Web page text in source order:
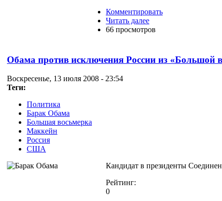
Комментировать
Читать далее
66 просмотров
Обама против исключения России из «Большой
Воскресенье, 13 июля 2008 - 23:54
Теги:
Политика
Барак Обама
Большая восьмерка
Маккейн
Россия
США
Кандидат в президенты
Рейтинг:
0